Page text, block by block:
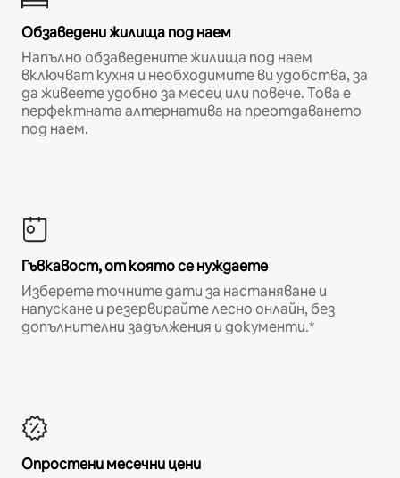
Обзаведени жилища под наем
Напълно обзаведените жилища под наем
включват кухня и необходимите ви удобства, за
да живеете удобно за месец или повече. Това е
перфектната алтернатива на преотдаването
под наем.
Гъвкавост, от която се нуждаете
Изберете точните дати за настаняване и
напускане и резервирайте лесно онлайн, без
допълнителни задължения и документи.*
Опростени месечни цени